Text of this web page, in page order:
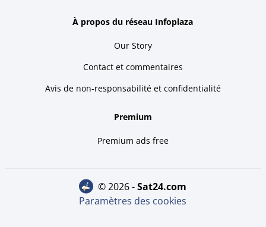
À propos du réseau Infoplaza
Our Story
Contact et commentaires
Avis de non-responsabilité et confidentialité
Premium
Premium ads free
© 2026 - sat24.com
Paramètres des cookies